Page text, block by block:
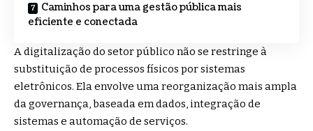
Caminhos para uma gestão pública mais
eficiente e conectada
A digitalização do setor público não se restringe à
substituição de processos físicos por sistemas
eletrônicos. Ela envolve uma reorganização mais ampla
da governança, baseada em dados, integração de
sistemas e automação de serviços.